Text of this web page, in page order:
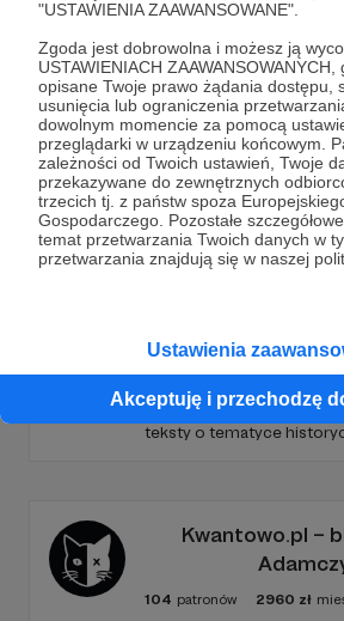
"USTAWIENIA ZAAWANSOWANE".
Zgoda jest dobrowolna i możesz ją
USTAWIENIACH
opisane Twoje prawo żądania dostępu,
usunięcia lub ograniczenia
dowolnym momencie za pomocą
przeglądarki w urządzeniu końcowym.
zależności od Twoich ustawień, Twoje
przekazywane do zewnętrznych
trzecich tj. z państw spoza
Gospodarczego. Pozostałe
temat przetwarzania Twoich danych w
przetwarzania znajdują się w naszej
Ustawienia
Akceptuję i przechodzę
teraz!
Zostań
Promowani autorzy
127 patronów 4040 zł
PARYŻEWO to
prowadzony przez
teksty o tematyce
Kwantowo.pl –
104 patronów 2960 zł